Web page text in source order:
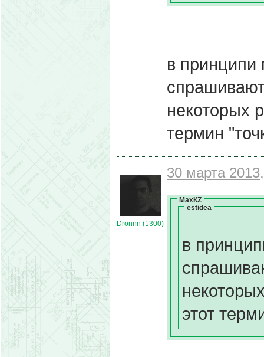
в принципи
спрашивают
некоторых
термин
Dronnn (1300)
30 марта
МахКZ
estidea
в
этот